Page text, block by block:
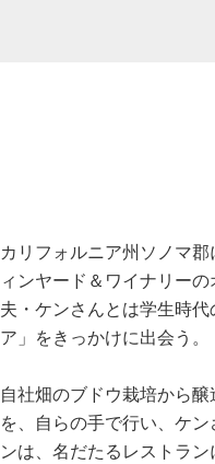
カリフォルニア州ソノマ
ィンヤード＆ワイナリーの
夫・ケンさんとは学生時代
ア」をきっかけに出会う。
自社畑のブドウ栽培から
を、自らの手で行い、ケ
ンは、名だたるレストラン